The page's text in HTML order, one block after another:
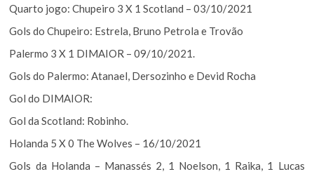
Quarto jogo: Chupeiro 3 X 1 Scotland – 03/10/2021
Gols do Chupeiro: Estrela, Bruno Petrola e Trovão
Palermo 3 X 1 DIMAIOR – 09/10/2021.
Gols do Palermo: Atanael, Dersozinho e Devid Rocha
Gol do DIMAIOR:
Gol da Scotland: Robinho.
Holanda 5 X 0 The Wolves – 16/10/2021
Gols da Holanda – Manassés 2, 1 Noelson, 1 Raika, 1 Lucas